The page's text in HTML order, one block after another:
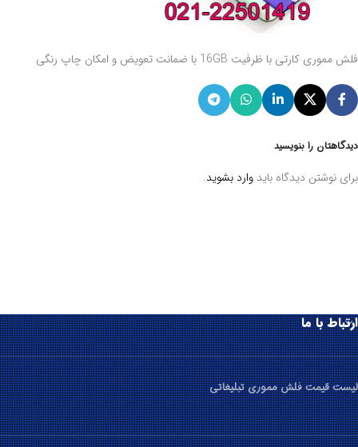
فلش مموری کارتی با ظرفیت 16GB با ضمانت تعویض و امکان چاپ رنگی
دیدگاهتان را بنویسید
برای نوشتن دیدگاه باید وارد بشوید.
ارتباط با ما
لیست قیمت فلش مموری تبلیغاتی